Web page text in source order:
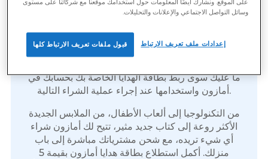
بطاقات هدايا أمازون: هدية كل شيء
بطاقات هدايا أمازون هي المكافأة المثالية. أنفقها على أي
شيء تريده وقتما تشاء؛ لا تنتهي صلاحيتها أبداً. عندما
ما عليك سوى ربط بطاقة الهدايا الخاصة بك بحسابك في
أمازون واستخدامها عند إجراء عملية الشراء التالية.
من التكنولوجيا إلى ألعاب الأطفال، من الملابس الجديدة
الأكثر روعة إلى كتاب جديد مثير، تتيح لك أمازون شراء
أي شيء تريده، مع شحن مشترياتك مباشرة إلى باب
منزلك. أكمل استطلاع بطاقة هدايا أمازون بقيمة 5
على الموقع. ونشارك أيضًا المعلومات حول استخدامك موقعنا مع شركائنا على مستوى
وسائل التواصل الاجتماعي والإعلانات والتحليلات.
قبول ملفات تعريف الارتباط كلها إعدادات ملف تعريف الارتباط